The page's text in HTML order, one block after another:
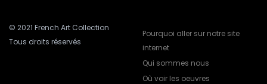
© 2021 French Art Collection
Tous droits réservés
Pourquoi aller sur notre site
internet
Qui sommes nous
Où voir les oeuvres